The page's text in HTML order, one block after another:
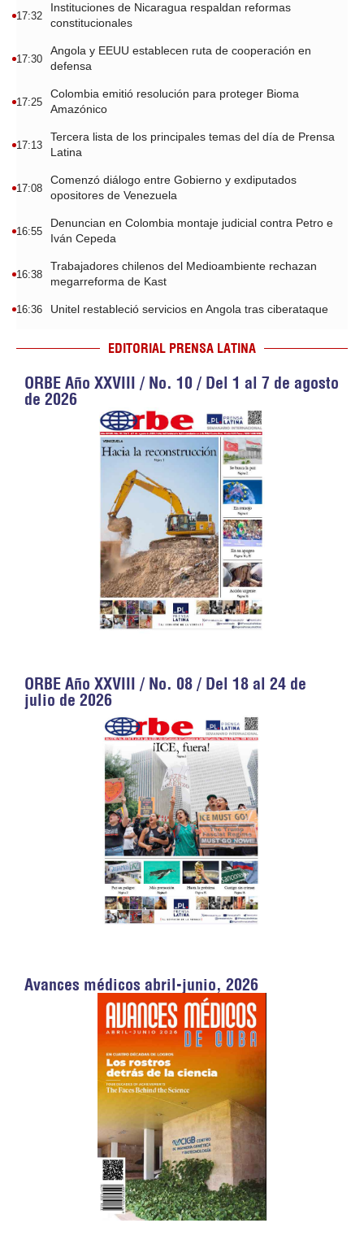
17:32
Instituciones de Nicaragua respaldan reformas
constitucionales
17:30
Angola y EEUU establecen ruta de cooperación en
defensa
17:25
Colombia emitió resolución para proteger Bioma
Amazónico
17:13
Tercera lista de los principales temas del día de Prensa
Latina
17:08
Comenzó diálogo entre Gobierno y exdiputados
opositores de Venezuela
16:55
Denuncian en Colombia montaje judicial contra Petro e
Iván Cepeda
16:38
Trabajadores chilenos del Medioambiente rechazan
megarreforma de Kast
16:36 Unitel restableció servicios en Angola tras ciberataque
EDITORIAL PRENSA LATINA
ORBE Año XXVIII / No. 10 / Del 1 al 7 de agosto
de 2026
ORBE Año XXVIII / No. 08 / Del 18 al 24 de
julio de 2026
Avances médicos abril-junio, 2026